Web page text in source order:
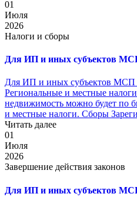
01
Июля
2026
Налоги и сборы
Для ИП и иных субъектов
Для ИП и иных субъектов МСП
Региональные и местные
недвижимость можно будет по
и местные налоги. Сборы
Читать далее
01
Июля
2026
Завершение действия законов
Для ИП и иных субъектов